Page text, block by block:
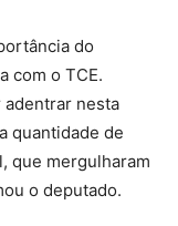
do
com o TCE.
adentrar nesta
quantidade de
que mergulharam
o deputado.